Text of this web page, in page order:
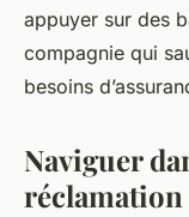
appuyer sur des
compagnie qui
besoins
Naviguer
réclamation